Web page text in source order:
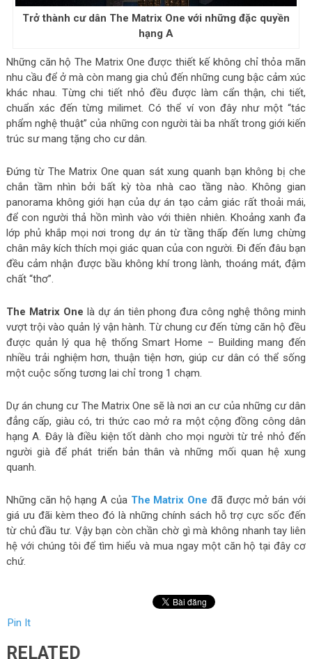
Trở thành cư dân The Matrix One với những đặc quyền
hạng A
Những căn hộ The Matrix One được thiết kế không chỉ thỏa mãn
nhu cầu để ở mà còn mang gia chủ đến những cung bậc cảm xúc
khác nhau. Từng chi tiết nhỏ đều được làm cẩn thận, chi tiết,
chuẩn xác đến từng milimet. Có thể ví von đây như một “tác
phẩm nghệ thuật” của những con người tài ba nhất trong giới kiến
trúc sư mang tặng cho cư dân.
Đứng từ The Matrix One quan sát xung quanh bạn không bị che
chắn tầm nhìn bởi bất kỳ tòa nhà cao tầng nào. Không gian
panorama không giới hạn của dự án tạo cảm giác rất thoải mái,
để con người thả hồn mình vào với thiên nhiên. Khoảng xanh đa
lớp phủ khắp mọi nơi trong dự án từ tầng thấp đến lưng chừng
chân mây kích thích mọi giác quan của con người. Đi đến đâu bạn
đều cảm nhận được bầu không khí trong lành, thoáng mát, đậm
chất “thơ”.
The Matrix One là dự án tiên phong đưa công nghệ thông minh
vượt trội vào quản lý vận hành. Từ chung cư đến từng căn hộ đều
được quản lý qua hệ thống Smart Home – Building mang đến
nhiều trải nghiệm hơn, thuận tiện hơn, giúp cư dân có thể sống
một cuộc sống tương lai chỉ trong 1 chạm.
Dự án chung cư The Matrix One sẽ là nơi an cư của những cư dân
đẳng cấp, giàu có, tri thức cao mở ra một cộng đồng công dân
hạng A. Đây là điều kiện tốt dành cho mọi người từ trẻ nhỏ đến
người già để phát triển bản thân và những mối quan hệ xung
quanh.
Những căn hộ hạng A của The Matrix One đã được mở bán với
giá ưu đãi kèm theo đó là những chính sách hỗ trợ cực sốc đến
từ chủ đầu tư. Vậy bạn còn chần chờ gì mà không nhanh tay liên
hệ với chúng tôi để tìm hiểu và mua ngay một căn hộ tại đây cơ
chứ.
Pin It
RELATED